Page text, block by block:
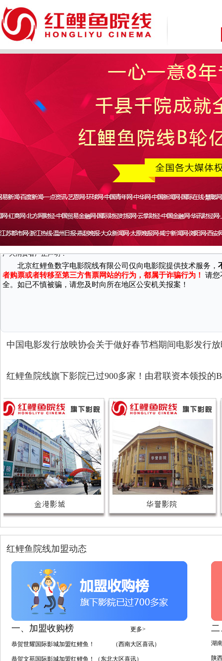
致 尊敬的广大消费者：
因近期接到国家机关反馈，有不法分子通过微信、第三方网站/软件等
广大消费者严正声明：
北京红鲤鱼数字电影院线有限公司仅向电影院提供技术服务，
者购票或者转移至第三方售票网站的行为，都属于诈骗行为！请您
全。如已不慎被骗，请您及时向所在地区公安机关报案！
中国电影发行放映协会关于做好春节档期间电影发行
红鲤鱼院线旗下影院已过900多家！由君联资本领投的
红鲤鱼院线加盟动态
一、加盟收购榜 更多>
恭贺世耀国际影城加盟红鲤鱼！ （西南大区喜讯）
恭贺文苑国际影城加盟红鲤鱼！（东北大区喜讯）
二
湖
陕